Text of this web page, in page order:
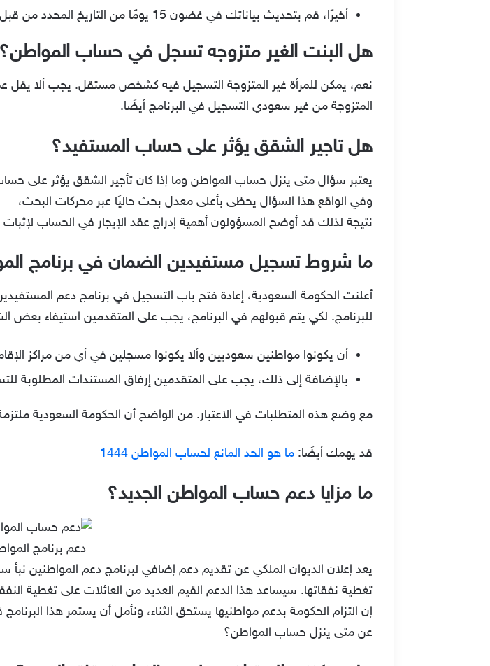
أخيرًا، قم بتحديث بياناتك في غضون 15 يومًا من التاريخ المحدد من قبل البرنامج.
هل البنت الغير متزوجه تسجل في حساب المواطن؟
المتزوجة من غير سعودي التسجيل في البرنامج أيضًا.
هل تاجير الشقق يؤثر على حساب المستفيد؟
يعتبر سؤال متى ينزل حساب المواطن وما إذا كان تأجير الشقق يؤثر على
وفي الواقع هذا السؤال يحظى بأعلى معدل بحث حاليًا عبر محركات البحث،
نتيجة لذلك قد أوضح المسؤولون أهمية إدراج عقد الإيجار في الحساب
ما شروط تسجيل مستفيدين الضمان في برنامج
أعلنت الحكومة السعودية، إعادة فتح باب التسجيل في برنامج دعم
للبرنامج. لكي يتم قبولهم في البرنامج، يجب على المتقدمين استيفاء بعض
أن يكونوا مواطنين سعوديين وألا يكونوا مسجلين في أي من مراكز
بالإضافة إلى ذلك، يجب على المتقدمين إرفاق المستندات المطلوبة
مع وضع هذه المتطلبات في الاعتبار. من الواضح أن الحكومة السعودية
قد يهمك أيضًا: ما هو الحد المانع لحساب المواطن 1444
ما مزايا دعم حساب المواطن الجديد؟
دعم برنامج
يعد إعلان الديوان الملكي عن تقديم دعم إضافي لبرنامج دعم المواطنين نبأ
تغطية نفقاتها. سيساعد هذا الدعم القيم العديد من العائلات على تغطية
إن التزام الحكومة بدعم مواطنيها يستحق الثناء، ونأمل أن يستمر هذا
عن متى ينزل حساب المواطن؟